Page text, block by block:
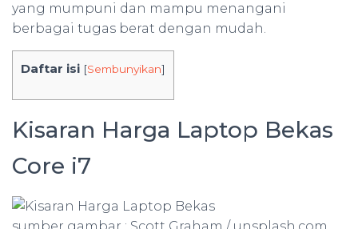
yang mumpuni dan mampu menangani
berbagai tugas berat dengan mudah.
Daftar isi [Sembunyikan]
Kisaran Harga Laptop Bekas
Core i7